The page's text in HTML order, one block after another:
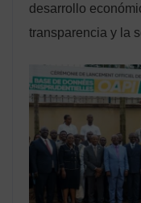
desarrollo
transparencia y la